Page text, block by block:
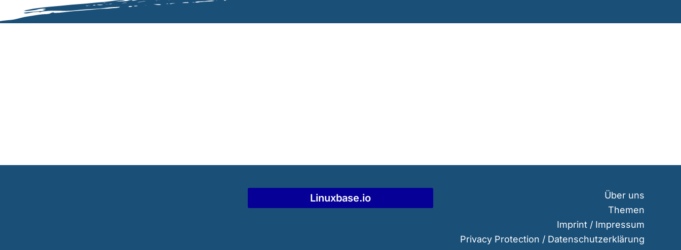
Linuxbase.io
Über uns
Themen
Imprint / Impressum
Privacy Protection / Datenschutzerklärung